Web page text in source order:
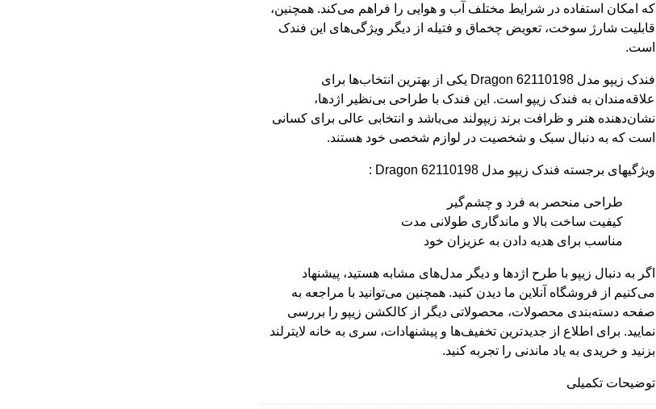
که امکان استفاده در شرایط مختلف آب و هوایی را فراهم می‌کند. همچنین،
قابلیت شارژ سوخت، تعویض چخماق و فتیله از دیگر ویژگی‌های این فندک
است.
فندک زیپو مدل Dragon 62110198 یکی از بهترین انتخاب‌ها برای
علاقه‌مندان به فندک زیپو است. این فندک با طراحی بی‌نظیر اژدها،
نشان‌دهنده هنر و ظرافت برند زیپولند می‌باشد و انتخابی عالی برای کسانی
است که به دنبال سبک و شخصیت در لوازم شخصی خود هستند.
ویژگیهای برجسته فندک زیپو مدل Dragon 62110198 :
طراحی منحصر به فرد و چشم‌گیر
کیفیت ساخت بالا و ماندگاری طولانی مدت
مناسب برای هدیه دادن به عزیزان خود
اگر به دنبال زیپو با طرح اژدها و دیگر مدل‌های مشابه هستید، پیشنهاد
می‌کنیم از فروشگاه آنلاین ما دیدن کنید. همچنین می‌توانید با مراجعه به
صفحه دسته‌بندی محصولات، محصولاتی دیگر از کالکشن زیپو را بررسی
نمایید. برای اطلاع از جدیدترین تخفیف‌ها و پیشنهادات، سری به خانه لایترلند
بزنید و خریدی به یاد ماندنی را تجربه کنید.
توضیحات تکمیلی